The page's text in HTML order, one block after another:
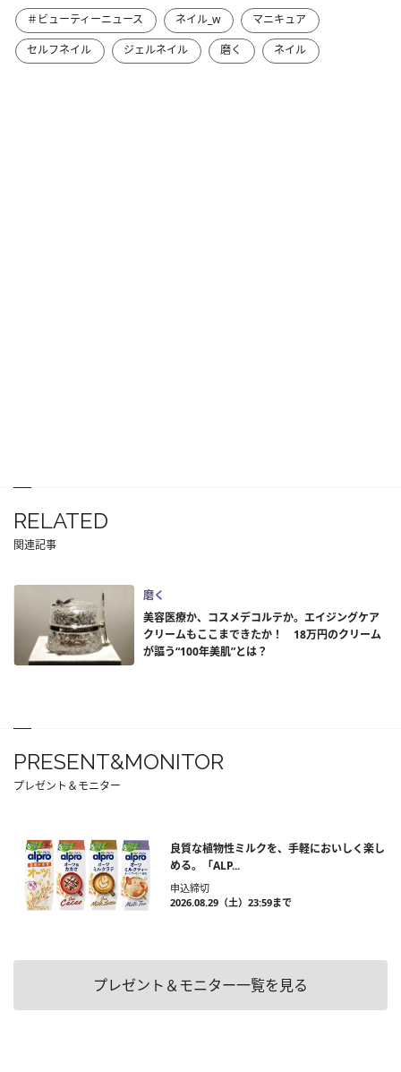
＃ビューティーニュース ネイル_w
マニキュア
セルフネイル
ジェルネイル 磨く ネイル
RELATED
関連記事
磨く
美容医療か、コスメデコルテか。エイジングケア
クリームもここまできたか！ 18万円のクリーム
が謳う“100年美肌”とは？
PRESENT&MONITOR
プレゼント＆モニター
良質な植物性ミルクを、手軽においしく楽し
める。「ALP...
申込締切
2026.08.29（土）23:59まで
プレゼント＆モニター一覧を見る